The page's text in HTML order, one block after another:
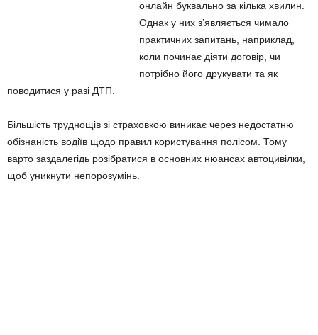
онлайн буквально за кілька хвилин.
Однак у них з’являється чимало
практичних запитань, наприклад,
коли починає діяти договір, чи
потрібно його друкувати та як
поводитися у разі ДТП.
Більшість труднощів зі страховкою виникає через недостатню
обізнаність водіїв щодо правил користування полісом. Тому
варто заздалегідь розібратися в основних нюансах автоцивілки,
щоб уникнути непорозумінь.